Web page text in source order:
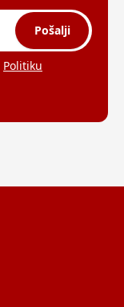
Pošalji
Politiku